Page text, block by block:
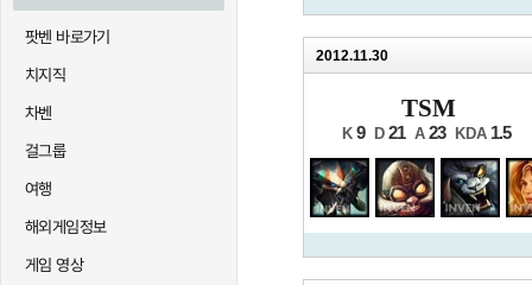
팟벤 바로가기
치지직
차벤
걸그룹
여행
해외게임정보
게임 영상
2012.11.30
TSM
K 9 D 21 A 23 KDA 1.5